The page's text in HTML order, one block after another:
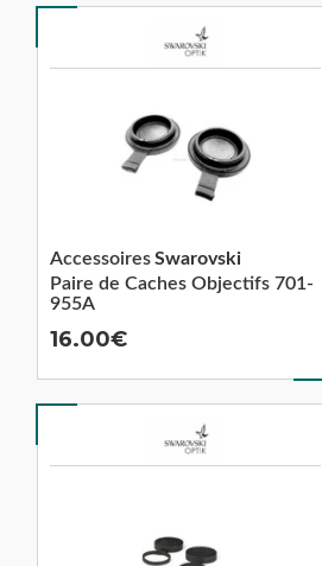
Paire de Caches Objectifs 701-
955A
AccessoiresSwarovski
16.00